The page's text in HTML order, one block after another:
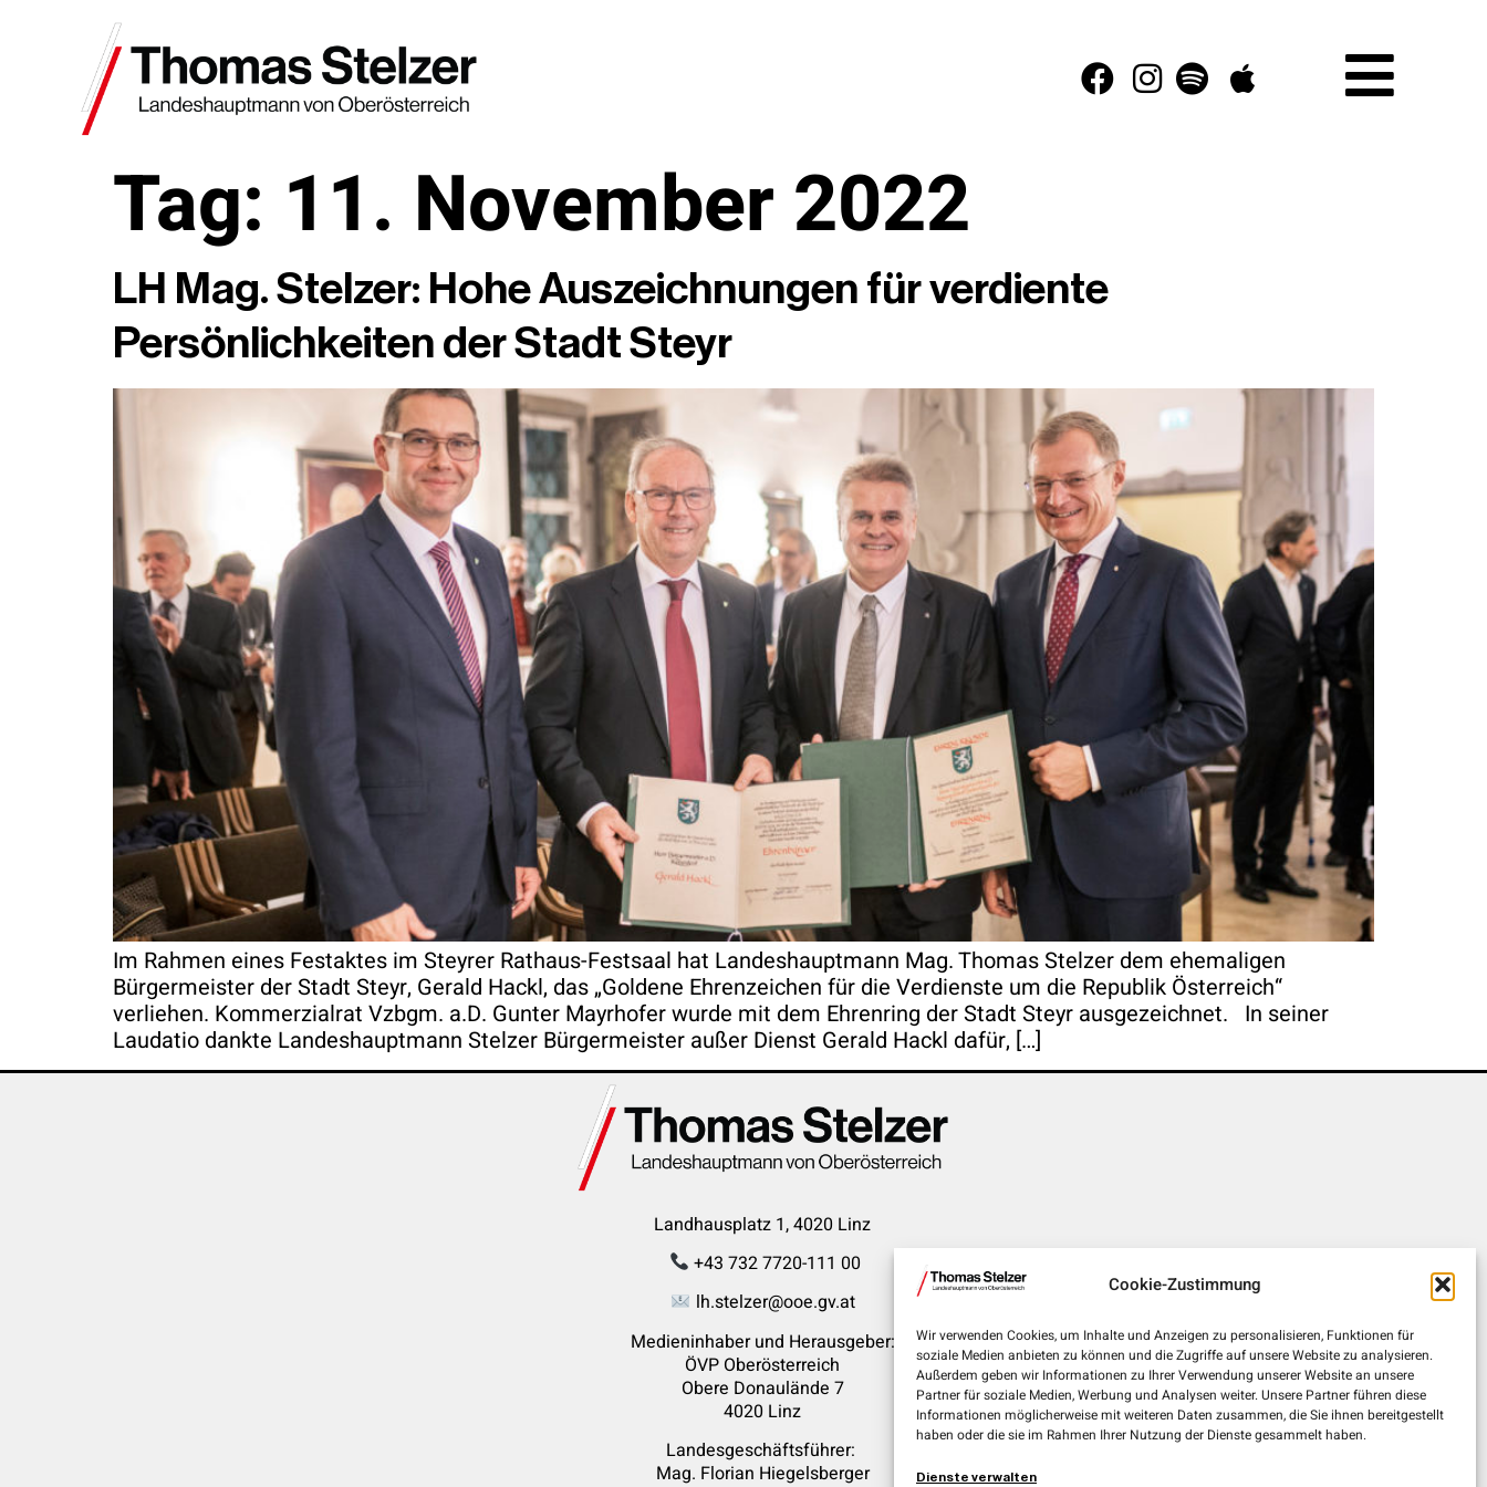
Cookie-Zustimmung
Wir verwenden Cookies, um Inhalte und Anzeigen zu personalisieren, Funktionen für
soziale Medien anbieten zu können und die Zugriffe auf unsere Website zu analysieren.
Außerdem geben wir Informationen zu Ihrer Verwendung unserer Website an unsere
Partner für soziale Medien, Werbung und Analysen weiter. Unsere Partner führen diese
Informationen möglicherweise mit weiteren Daten zusammen, die Sie ihnen bereitgestellt
haben oder die sie im Rahmen Ihrer Nutzung der Dienste gesammelt haben.
Dienste verwalten
Tag: 11. November 2022
LH Mag. Stelzer: Hohe Auszeichnungen für verdiente
Persönlichkeiten der Stadt Steyr
Im Rahmen eines Festaktes im Steyrer Rathaus-Festsaal hat Landeshauptmann Mag. Thomas Stelzer dem ehemaligen
Bürgermeister der Stadt Steyr, Gerald Hackl, das „Goldene Ehrenzeichen für die Verdienste um die Republik Österreich“
verliehen. Kommerzialrat Vzbgm. a.D. Gunter Mayrhofer wurde mit dem Ehrenring der Stadt Steyr ausgezeichnet. In seiner
Laudatio dankte Landeshauptmann Stelzer Bürgermeister außer Dienst Gerald Hackl dafür, […]
Landhausplatz 1, 4020 Linz
+43 732 7720-111 00
lh.stelzer@ooe.gv.at
Medieninhaber und Herausgeber:
ÖVP Oberösterreich
Obere Donaulände 7
4020 Linz
Landesgeschäftsführer:
Mag. Florian Hiegelsberger